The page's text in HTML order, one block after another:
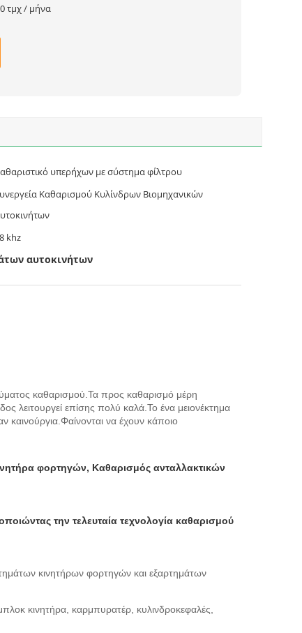
τμχ / μήνα
υπερήχων με σύστημα φίλτρου
Καθαρισμού Κυλίνδρων Βιομηχανικών
khz
αυτοκινήτων
καθαρισμού.Τα προς καθαρισμό μέρη
λειτουργεί επίσης πολύ καλά.Το ένα μειονέκτημα
να έχουν κάποιο
φορτηγών, Καθαρισμός ανταλλακτικών
την τελευταία τεχνολογία καθαρισμού
κινητήρων φορτηγών και εξαρτημάτων
κινητήρα, καρμπυρατέρ, κυλινδροκεφαλές,